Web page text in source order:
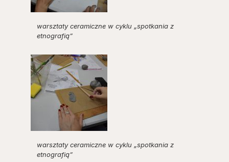
warsztaty ceramiczne w cyklu „spotkania z
etnografią”
warsztaty ceramiczne w cyklu „spotkania z
etnografią”